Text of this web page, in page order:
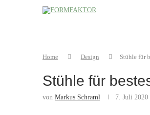
Home Design Stühle für
Stühle für
von Markus Schraml 7. Juli 2020